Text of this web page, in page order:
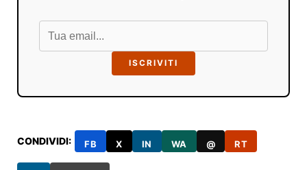
ISCRIVITI
CONDIVIDI: FB X IN WA @ RT